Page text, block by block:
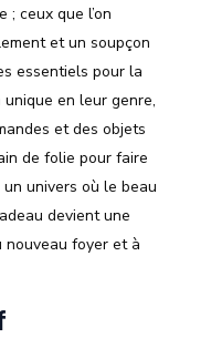
ceux que l’on
et un soupçon
essentiels pour la
en leur genre,
et des objets
de folie pour faire
univers où le beau
devient une
nouveau foyer et à